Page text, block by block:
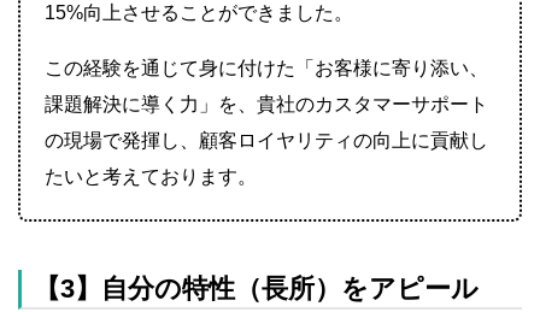
15%向上させることができました。
この経験を通じて身に付けた「お客様に寄り添い、
課題解決に導く力」を、貴社のカスタマーサポート
の現場で発揮し、顧客ロイヤリティの向上に貢献し
たいと考えております。
【3】自分の特性（長所）をアピール